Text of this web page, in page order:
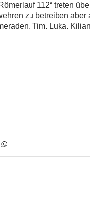
112“ treten
zu betreiben
Tim, Luka,